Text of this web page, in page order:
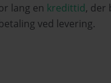
lang en kredittid, der
ved levering.